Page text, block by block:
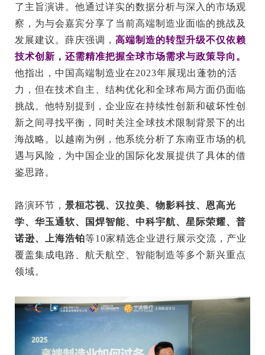
了主旨演讲。他通过详实的数据分析与深入的市场观
察，为与会嘉宾分享了当前高端制造业面临的挑战及
发展建议。薛庆强调， 高端制造的转型升级不仅依赖
技术创新，还需精准把握全球市场需求与政策导向。
他指出，中国高端制造业在2023年展现出蓬勃的活
力，但在技术自主、结构优化和全球布局方面仍面临
挑战。他特别提到，企业应在持续性创新和破坏性创
新之间寻找平衡，同时关注全球技术限制背景下的出
海战略。以越南为例，他系统分析了东南亚市场的机
遇与风险，为中国企业的国际化发展提供了具体的借
鉴思路。
路演环节， 景桓芯视、汉拉美、物影科技、恩高光
学、华玉通软、国焊智能、中科宇航、星际荣耀、普
诺逊、上海浩铂等10家精选企业进行展示交流，产业
覆盖集成电路、航天航空、智能制造等多个新兴重点
领域。